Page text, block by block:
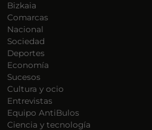
Bizkaia
Comarcas
Nacional
Sociedad
Deportes
Economía
Sucesos
Cultura y ocio
Entrevistas
Equipo AntiBulos
Ciencia y tecnología